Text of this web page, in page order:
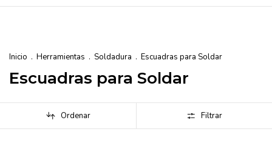
Inicio . Herramientas . Soldadura . Escuadras para Soldar
Escuadras para Soldar
Ordenar Filtrar